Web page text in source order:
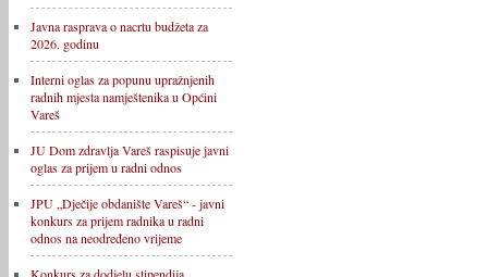
Javna rasprava o nacrtu budžeta za
2026. godinu
Interni oglas za popunu upražnjenih
radnih mjesta namještenika u Općini
Vareš
JU Dom zdravlja Vareš raspisuje javni
oglas za prijem u radni odnos
JPU „Dječije obdanište Vareš“ - javni
konkurs za prijem radnika u radni
odnos na neodređeno vrijeme